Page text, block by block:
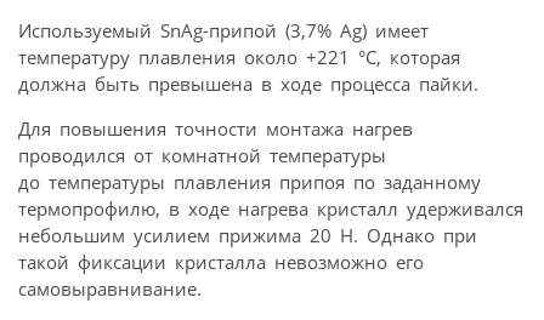
Используемый SnAg-припой (3,7% Ag) имеет
температуру плавления около +221 °С, которая
должна быть превышена в ходе процесса пайки.
Для повышения точности монтажа нагрев
проводился от комнатной температуры
до температуры плавления припоя по заданному
термопрофилю, в ходе нагрева кристалл удерживался
небольшим усилием прижима 20 Н. Однако при
такой фиксации кристалла невозможно его
самовыравнивание.